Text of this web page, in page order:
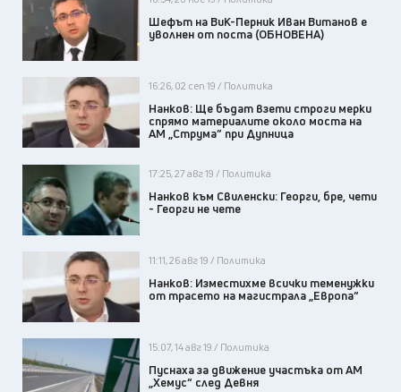
Шефът на ВиК-Перник Иван Витанов е
уволнен от поста (ОБНОВЕНА)
16:26, 02 сеп 19 / Политика
Нанков: Ще бъдат взети строги мерки
спрямо материалите около моста на
АМ „Струма” при Дупница
17:25, 27 авг 19 / Политика
Нанков към Свиленски: Георги, бре, чети
- Георги не чете
11:11, 26 авг 19 / Политика
Нанков: Изместихме всички теменужки
от трасето на магистрала „Европа“
15:07, 14 авг 19 / Политика
Пуснаха за движение участъка от АМ
„Хемус“ след Девня